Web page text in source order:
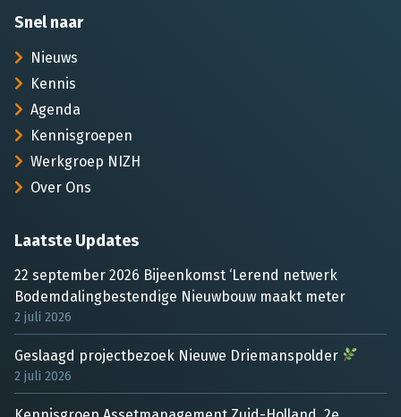
Snel naar
Nieuws
Kennis
Agenda
Kennisgroepen
Werkgroep NIZH
Over Ons
Laatste Updates
22 september 2026 Bijeenkomst ‘Lerend netwerk
Bodemdalingbestendige Nieuwbouw maakt meter
2 juli 2026
Geslaagd projectbezoek Nieuwe Driemanspolder
2 juli 2026